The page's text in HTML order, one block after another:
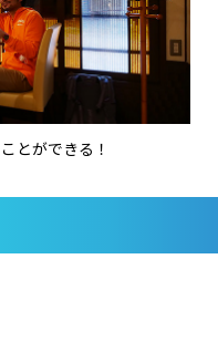
とができる！